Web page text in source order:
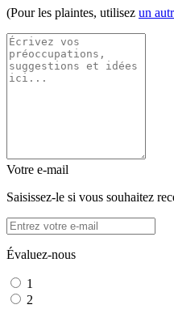
(Pour les plaintes, utilisez un
Votre e-mail
Saisissez-le si vous souhaitez
Évaluez-nous
1
2